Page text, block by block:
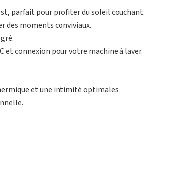
parfait pour profiter du soleil couchant.
des moments conviviaux.
et connexion pour votre machine à laver.
et une intimité optimales.